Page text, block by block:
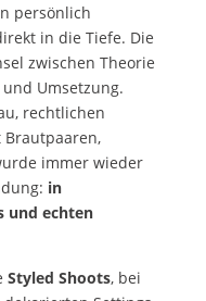
persönlich
in die Tiefe. Die
zwischen Theorie
Umsetzung.
rechtlichen
immer wieder
in
und echten
Styled Shoots, bei